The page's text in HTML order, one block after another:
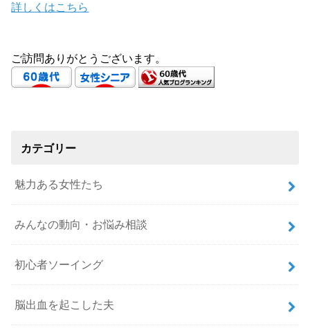
詳しくはこちら
ご訪問ありがとうございます。
カテゴリー
魅力ある女性たち
みんなの動向・お悩み相談
初心者ソーイング
脳出血を起こした夫